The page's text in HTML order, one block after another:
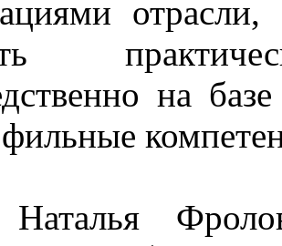
на
Наталья